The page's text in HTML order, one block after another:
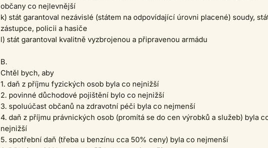
občany co nejlevnější
k) stát garantoval nezávislé (státem na odpovídající úrovni placené) soudy,
zástupce, policii a hasiče
l) stát garantoval kvalitně vyzbrojenou a připravenou armádu
B.
Chtěl bych, aby
1. daň z příjmu fyzických osob byla co nejnižší
2. povinné důchodové pojištění bylo co nejnižší
3. spoluúčast občanů na zdravotní péči byla co nejmenší
4. daň z příjmu právnických osob (promítá se do cen výrobků a služeb) byla
nejnižší
5. spotřební daň (třeba u benzínu cca 50% ceny) byla co nejmenší